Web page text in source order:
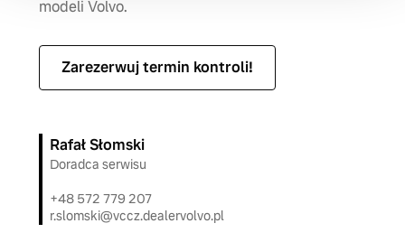
modeli Volvo.
Zarezerwuj termin kontroli!
Rafał Słomski
Doradca serwisu
+48 572 779 207
r.slomski@vccz.dealervolvo.pl